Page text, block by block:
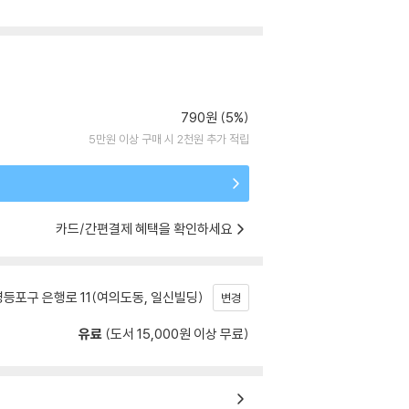
790원 (5%)
5만원 이상 구매 시 2천원 추가 적립
카드/간편결제 혜택을 확인하세요
포구 은행로 11(여의도동, 일신빌딩) 변경
유료 (도서 15,000원 이상 무료)